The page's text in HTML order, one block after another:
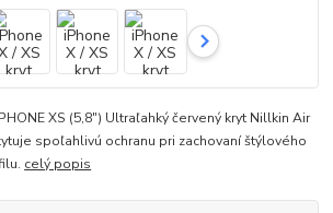
XS (5,8") Ultraľahký červený kryt Nillkin Air
spoľahlivú ochranu pri zachovaní štýlového
celý popis